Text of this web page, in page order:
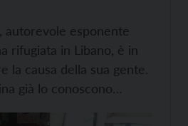
autorevole esponente
rifugiata in Libano, è in
la causa della sua gente.
già lo conoscono…